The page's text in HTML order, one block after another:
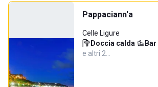
Pappaciann'a
Celle Ligure
Doccia calda· Bar·
e altri 2…